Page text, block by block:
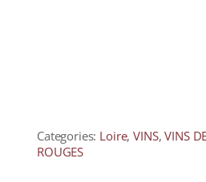
Categories: Loire,VINS,VINS
ROUGES